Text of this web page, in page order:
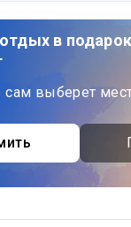
в
сам выберет